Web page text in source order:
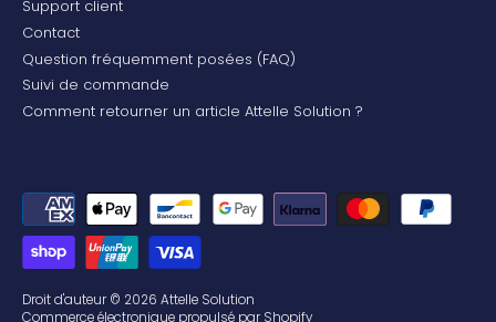
Support client
Contact
Question fréquemment posées (FAQ)
Suivi de commande
Comment retourner un article Attelle Solution ?
Droit d'auteur © 2026 Attelle Solution
Commerce électronique propulsé par Shopify